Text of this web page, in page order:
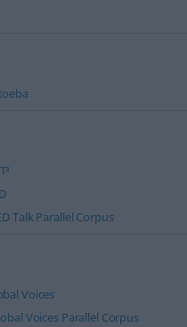
Talk Parallel Corpus
Voices
Voices Parallel Corpus